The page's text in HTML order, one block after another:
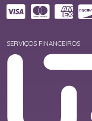
SERVIÇOS FINANCEIROS